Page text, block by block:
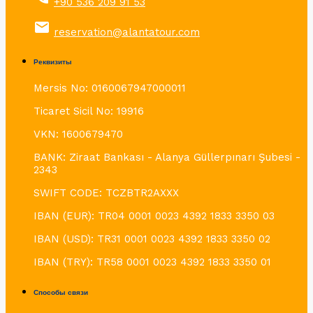
email reservation@alantatour.com
Реквизиты
Mersis No: 0160067947000011
Ticaret Sicil No: 19916
VKN: 1600679470
BANK: Ziraat Bankası - Alanya Güllerpınarı Şubesi -
2343
SWIFT CODE: TCZBTR2AXXX
IBAN (EUR): TR04 0001 0023 4392 1833 3350 03
IBAN (USD): TR31 0001 0023 4392 1833 3350 02
IBAN (TRY): TR58 0001 0023 4392 1833 3350 01
Способы связи